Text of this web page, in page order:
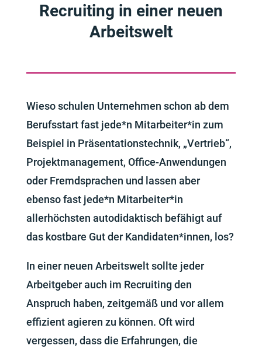
Recruiting in einer neuen
Arbeitswelt
Wieso schulen Unternehmen schon ab dem
Berufsstart fast jede*n Mitarbeiter*in zum
Beispiel in Präsentationstechnik, „Vertrieb“,
Projektmanagement, Office-Anwendungen
oder Fremdsprachen und lassen aber
ebenso fast jede*n Mitarbeiter*in
allerhöchsten autodidaktisch befähigt auf
das kostbare Gut der Kandidaten*innen, los?
In einer neuen Arbeitswelt sollte jeder
Arbeitgeber auch im Recruiting den
Anspruch haben, zeitgemäß und vor allem
effizient agieren zu können. Oft wird
vergessen, dass die Erfahrungen, die